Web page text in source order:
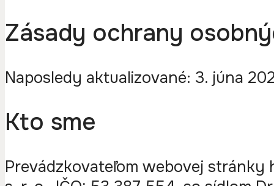
Zásady ochrany
Naposledy aktualizované: 3. júna
Kto sme
Prevádzkovateľom webovej